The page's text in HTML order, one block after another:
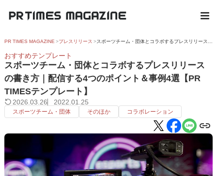
PR TIMES MAGAZINE プレスリリース
おすすめテンプレート
スポーツチーム・団体とコラボするプレスリリース
の書き方｜配信する4つのポイント＆事例4選【PR
TIMESテンプレート】
2026.03.26 2022.01.25
スポーツチーム・団体 そのほか コラボレーション